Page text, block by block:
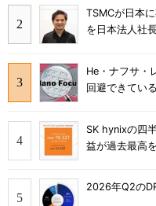
TSMCが日本
を日本法人社
He・ナフサ
回避できてい
SK hynixの四
益が過去最高
2026年Q2の